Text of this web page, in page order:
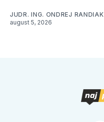
JUDR. ING. ONDREJ RANDIAK
august 5, 2026